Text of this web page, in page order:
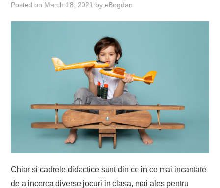
Posted on March 18, 2021 byeBogdan
Chiar si cadrele didactice sunt din ce in ce mai incantate
de a incerca diverse jocuri in clasa, mai ales pentru